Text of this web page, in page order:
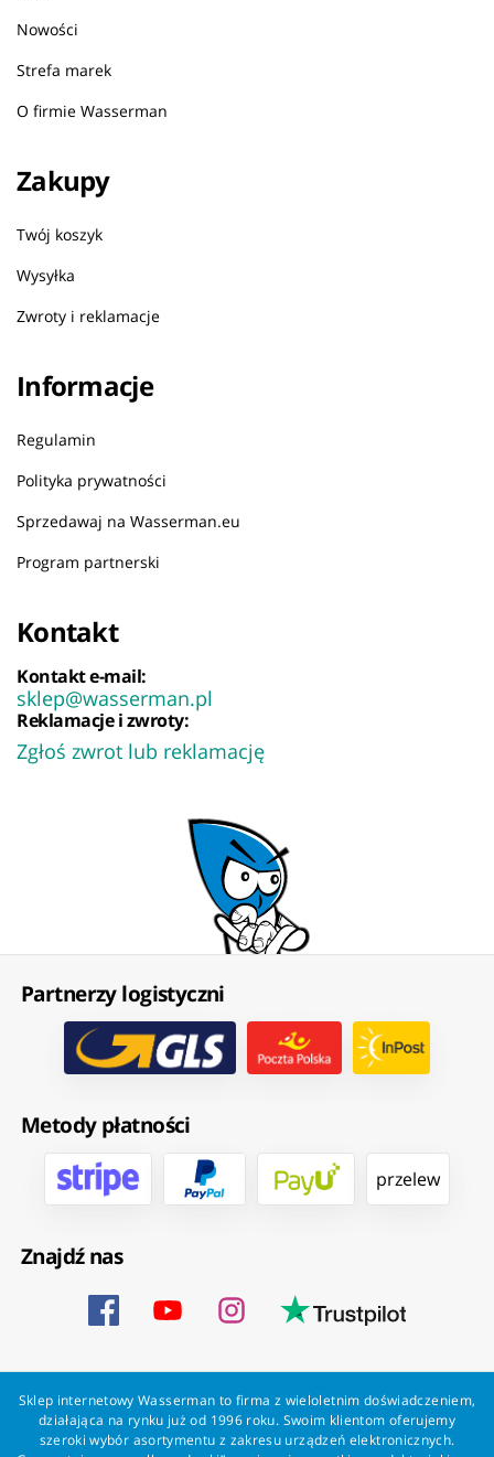
Nowości
Strefa marek
O firmie Wasserman
Zakupy
Twój koszyk
Wysyłka
Zwroty i reklamacje
Informacje
Regulamin
Polityka prywatności
Sprzedawaj na Wasserman.eu
Program partnerski
Kontakt
Kontakt e-mail:
sklep@wasserman.pl
Reklamacje i zwroty:
Zgłoś zwrot lub reklamację
Partnerzy logistyczni
Metody płatności
przelew
Znajdź nas
Sklep internetowy Wasserman to firma z wieloletnim doświadczeniem,
działająca na rynku już od 1996 roku. Swoim klientom oferujemy
szeroki wybór asortymentu z zakresu urządzeń elektronicznych.